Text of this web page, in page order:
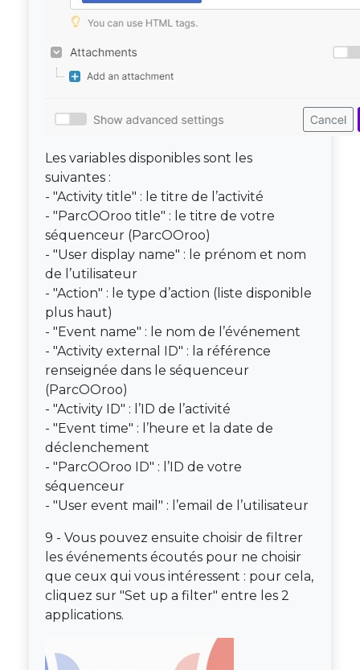
Les variables disponibles sont les
suivantes :
- "Activity title" : le titre de l’activité
- "ParcOOroo title" : le titre de votre
séquenceur (ParcOOroo)
- "User display name" : le prénom et nom
de l’utilisateur
- "Action" : le type d’action (liste disponible
plus haut)
- "Event name" : le nom de l’événement
- "Activity external ID" : la référence
renseignée dans le séquenceur
(ParcOOroo)
- "Activity ID" : l’ID de l’activité
- "Event time" : l’heure et la date de
déclenchement
- "ParcOOroo ID" : l’ID de votre
séquenceur
- "User event mail" : l’email de l’utilisateur
9 - Vous pouvez ensuite choisir de filtrer
les événements écoutés pour ne choisir
que ceux qui vous intéressent : pour cela,
cliquez sur "Set up a filter" entre les 2
applications.